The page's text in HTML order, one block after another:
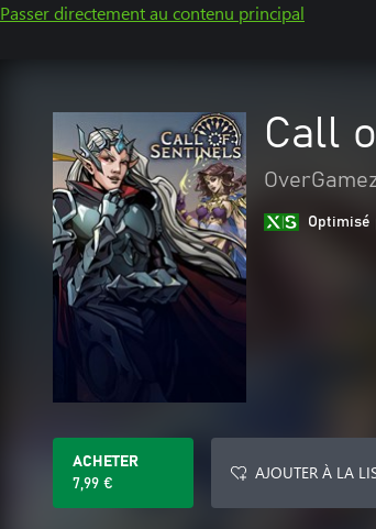
Passer directement au contenu principal
Call
Optimisé
ACHETER
7,99 €
AJOUTER À LA